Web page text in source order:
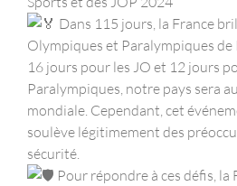
Dans 115 jours, la France
Olympiques et Paralympiques
16 jours pour les JO et 12 jours
Paralympiques, notre pays sera
mondiale. Cependant, cet
soulève légitimement des
sécurité.
Pour répondre à ces défis, la